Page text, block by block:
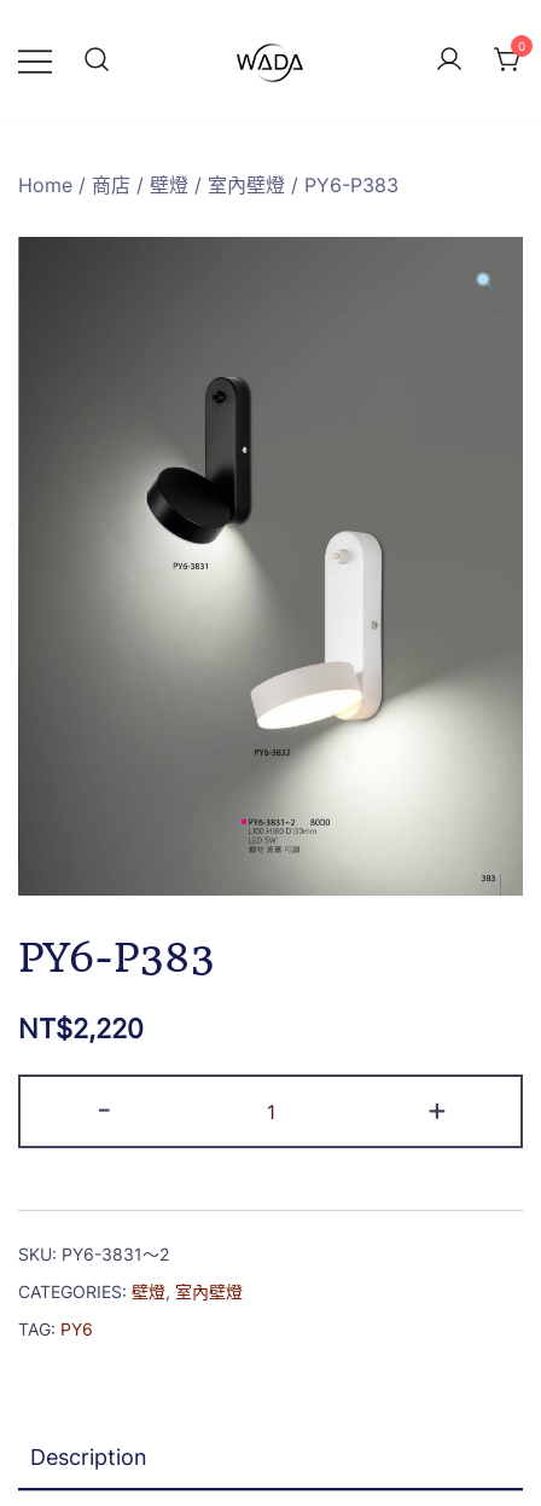
0
Home / 商店 / 壁燈 / 室內壁燈 / PY6-P383
PY6-P383
NT$2,220
- +
SKU: PY6-3831～2
CATEGORIES: 壁燈, 室內壁燈
TAG: PY6
Description